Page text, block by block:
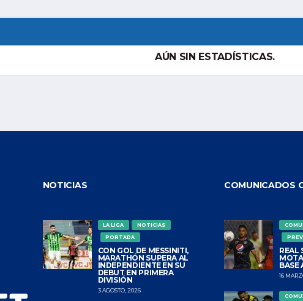
AÚN SIN ESTADÍSTICAS.
NOTICIAS
LA LIGA
NOTICIAS
PORTADA
CON GOL DE MESSINITI,
MARATHÓN SUPERA AL
INDEPENDIENTE EN SU
DEBUT EN PRIMERA
DIVISIÓN
3 AGOSTO, 2026
COMUNICADOS
REAL
BASE
16